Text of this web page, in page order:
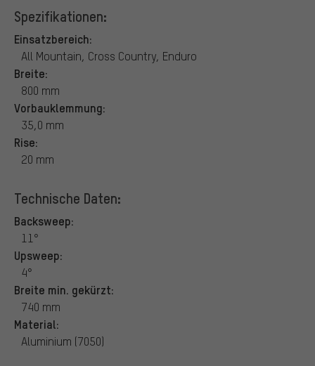
Spezifikationen:
Einsatzbereich:
All Mountain, Cross Country, Enduro
Breite:
800 mm
Vorbauklemmung:
35,0 mm
Rise:
20 mm
Technische Daten:
Backsweep:
11°
Upsweep:
4°
Breite min. gekürzt:
740 mm
Material:
Aluminium (7050)